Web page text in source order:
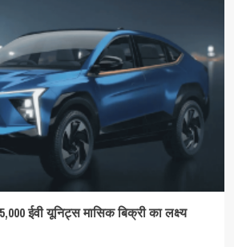
ईवी यूनिट्स मासिक बिक्री का लक्ष्य